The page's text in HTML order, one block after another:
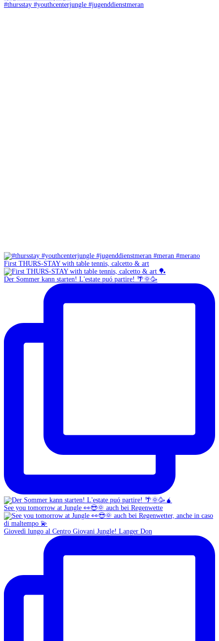
#thursstay #youthcenterjungle #jugenddienstmeran
First THURS-STAY with table tennis, calcetto & art
Der Sommer kann starten! L'estate puó partire! 🌴🌞🥳
See you tomorrow at Jungle 👀😎🌞 auch bei Regenwette
Giovedì lungo al Centro Giovani Jungle! Langer Don